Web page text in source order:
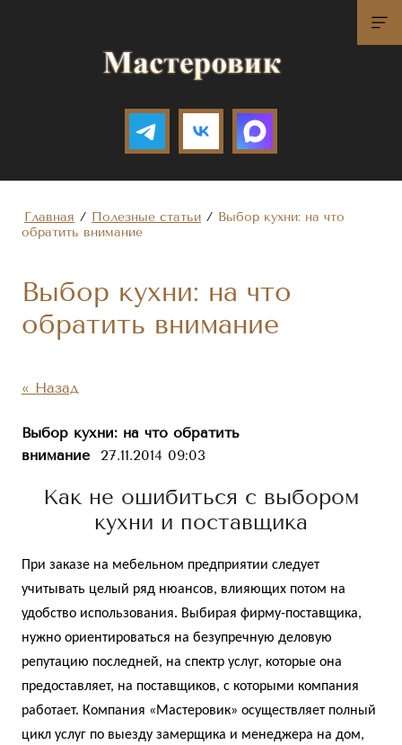
Главная / Полезные статьи / Выбор кухни: на что
обратить внимание
Выбор кухни: на что
обратить внимание
« Назад
Выбор кухни: на что обратить
внимание 27.11.2014 09:03
Как не ошибиться с выбором
кухни и поставщика
При заказе на мебельном предприятии следует
учитывать целый ряд нюансов, влияющих потом на
удобство использования. Выбирая фирму-поставщика,
нужно ориентироваться на безупречную деловую
репутацию последней, на спектр услуг, которые она
предоставляет, на поставщиков, с которыми компания
работает. Компания «Мастеровик» осуществляет полный
цикл услуг по выезду замерщика и менеджера на дом,